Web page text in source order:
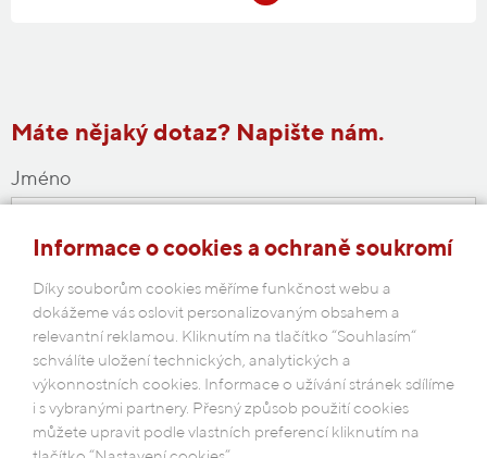
Máte nějaký dotaz? Napište nám.
Jméno
E-mail
Vaše zpráva
Informace o cookies a ochraně soukromí
Díky souborům cookies měříme funkčnost webu a
dokážeme vás oslovit personalizovaným obsahem a
relevantní reklamou. Kliknutím na tlačítko “Souhlasím“
schválíte uložení technických, analytických a
výkonnostních cookies. Informace o užívání stránek sdílíme
i s vybranými partnery. Přesný způsob použití cookies
můžete upravit podle vlastních preferencí kliknutím na